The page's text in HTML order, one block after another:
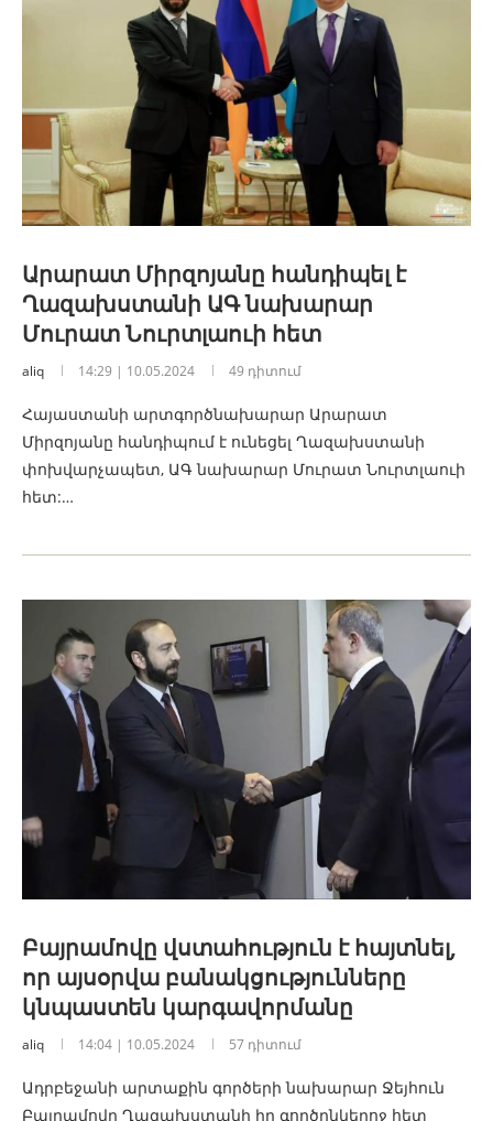
Արարատ Միրզոյանը հանդիպել է
Ղազախստանի ԱԳ նախարար
Մուրատ Նուրտլաուի հետ
aliq 14:29 | 10.05.2024 49 դիտում
Հայաստանի արտգործնախարար Արարատ
Միրզոյանը հանդիպում է ունեցել Ղազախստանի
փոխվարչապետ, ԱԳ նախարար Մուրատ Նուրտլաուի
հետ:…
Բայրամովը վստահություն է հայտնել,
որ այսօրվա բանակցությունները
կնպաստեն կարգավորմանը
aliq 14:04 | 10.05.2024 57 դիտում
Ադրբեջանի արտաքին գործերի նախարար Ջեյհուն
Բայրամովը Ղազախստանի իր գործընկերոջ հետ